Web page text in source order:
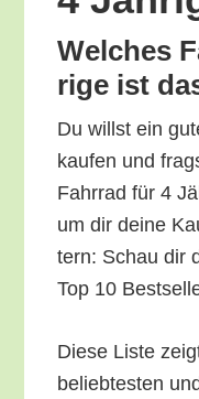
Wel­ches
ri­ge ist
Du willst ein
kau­fen und
Fahr­rad für 4
um dir dei­ne
tern: Schau dir
Top 10
Die­se Lis­te
belieb­tes­ten